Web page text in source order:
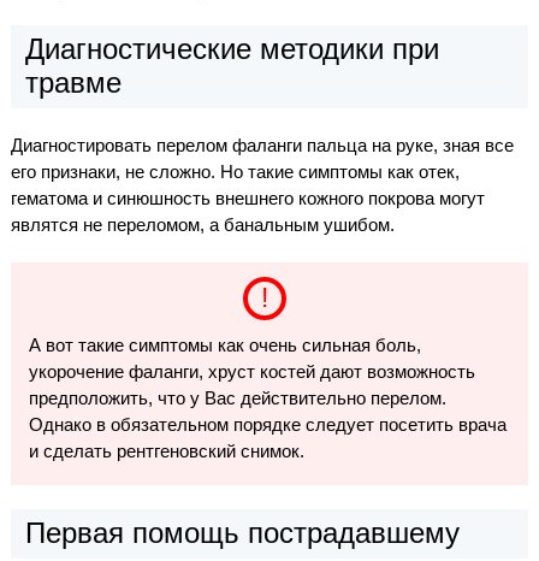
Диагностические методики при
травме
Диагностировать перелом фаланги пальца на руке, зная все
его признаки, не сложно. Но такие симптомы как отек,
гематома и синюшность внешнего кожного покрова могут
являтся не переломом, а банальным ушибом.
А вот такие симптомы как очень сильная боль,
укорочение фаланги, хруст костей дают возможность
предположить, что у Вас действительно перелом.
Однако в обязательном порядке следует посетить врача
и сделать рентгеновский снимок.
Первая помощь пострадавшему